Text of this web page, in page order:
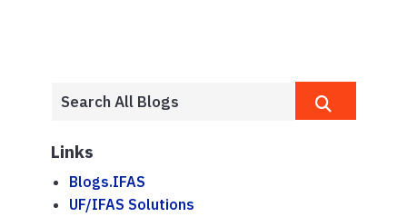
Links
Blogs.IFAS
UF/IFAS Solutions